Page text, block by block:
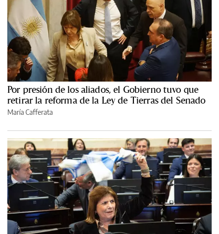
Por presión de los aliados, el Gobierno tuvo que
retirar la reforma de la Ley de Tierras del Senado
María Cafferata